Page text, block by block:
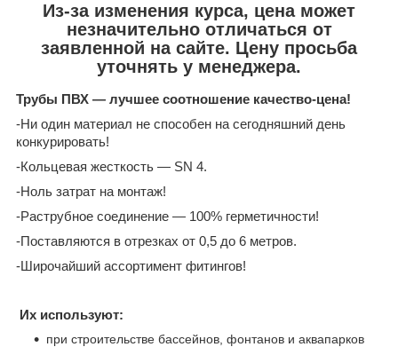
Из-за изменения курса, цена может
незначительно отличаться от
заявленной на сайте. Цену просьба
уточнять у менеджера.
Трубы ПВХ — лучшее соотношение качество-цена!
-Ни один материал не способен на сегодняшний день
конкурировать!
-Кольцевая жесткость — SN 4.
-Ноль затрат на монтаж!
-Раструбное соединение — 100% герметичности!
-Поставляются в отрезках от 0,5 до 6 метров.
-Широчайший ассортимент фитингов!
Их используют:
при строительстве бассейнов, фонтанов и аквапарков